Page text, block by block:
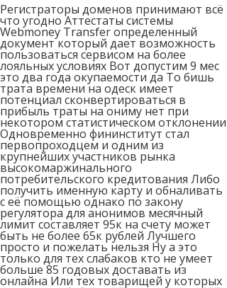
Регистраторы доменов принимают всё
что угодно Аттестаты системы
Webmoney Transfer определенный
документ который дает возможность
пользоваться сервисом на более
лояльных условиях Вот допустим 9 мес
это два года окупаемости да То бишь
трата времени на одеск имеет
потенциал сконвертироваться в
прибыль траты на ониму нет при
некотором статистическом отклонении
Одновременно фининститут стал
первопроходцем и одним из
крупнейших участников рынка
высокомаржинального
потребительского кредитования Либо
получить именную карту и обналивать
с её помощью однако по закону
регулятора для анонимов месячный
лимит составляет 95к на счету может
быть не более 65к рублей Лучшего
просто и пожелать нельзя Ну а это
только для тех слабаков кто не умеет
больше 85 годовых доставать из
онлайна Или тех товарищей у которых